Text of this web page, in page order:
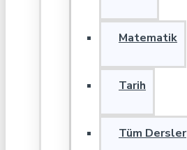
Matematik
Tarih
Tüm Dersler